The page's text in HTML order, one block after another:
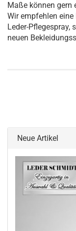
Maße können gern
Wir empfehlen
Leder-Pflegespray,
neuen
Neue Artikel